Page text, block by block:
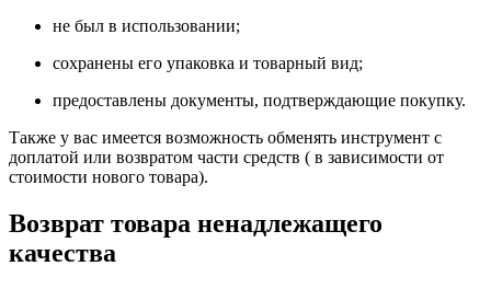
не был в использовании;
сохранены его упаковка и товарный вид;
предоставлены документы, подтверждающие покупку.
Также у вас имеется возможность обменять инструмент с
доплатой или возвратом части средств ( в зависимости от
стоимости нового товара).
Возврат товара ненадлежащего
качества